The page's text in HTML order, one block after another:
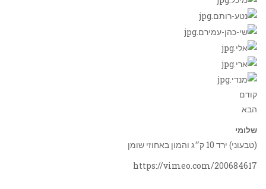
קודם
הבא
שלומי
(טבעוני) ירד 10 ק״ג והמון באחוזי שומן
https://vimeo.com/200684617